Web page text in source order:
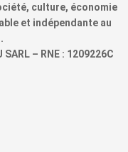
culture, économie
et indépendante au
– RNE : 1209226C